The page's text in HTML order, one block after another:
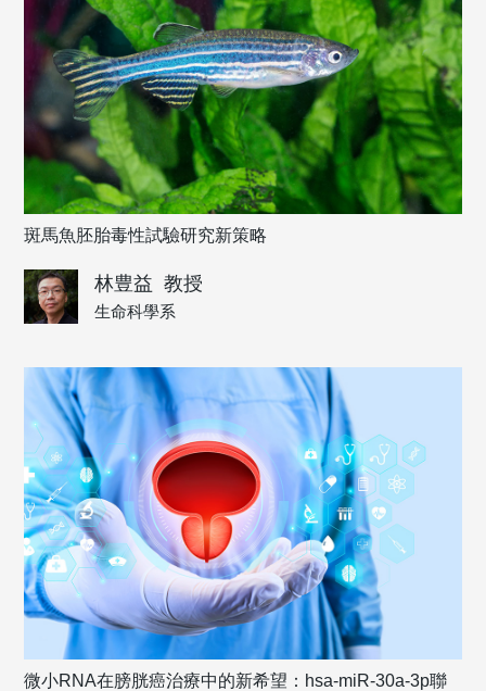
斑馬魚胚胎毒性試驗研究新策略
林豊益 教授
生命科學系
微小RNA在膀胱癌治療中的新希望：hsa-miR-30a-3p聯